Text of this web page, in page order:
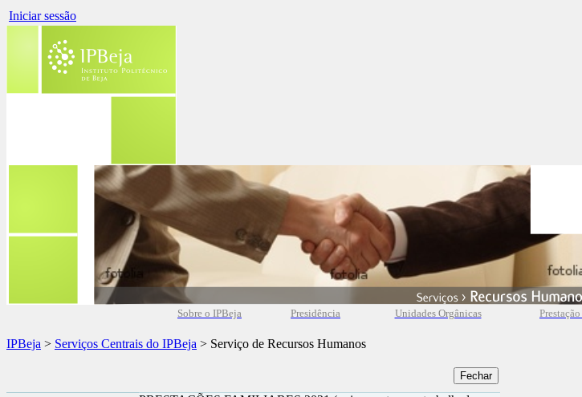
Iniciar sessão
Sobre o IPBeja Presidência Unidades Orgânicas Prestação
IPBeja > Serviços Centrais do IPBeja > Serviço de Recursos Humanos